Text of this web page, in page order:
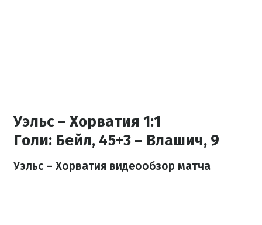
Уэльс – Хорватия 1:1
Голи: Бейл, 45+3 – Влашич, 9
Уэльс – Хорватия видеообзор матча